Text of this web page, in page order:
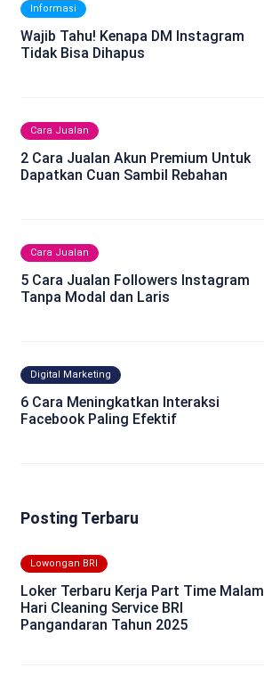
Informasi
Wajib Tahu! Kenapa DM Instagram
Tidak Bisa Dihapus
Cara Jualan
2 Cara Jualan Akun Premium Untuk
Dapatkan Cuan Sambil Rebahan
Cara Jualan
5 Cara Jualan Followers Instagram
Tanpa Modal dan Laris
Digital Marketing
6 Cara Meningkatkan Interaksi
Facebook Paling Efektif
Posting Terbaru
Lowongan BRI
Loker Terbaru Kerja Part Time Malam
Hari Cleaning Service BRI
Pangandaran Tahun 2025